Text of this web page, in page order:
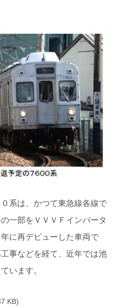
系は、かつて東急線各線で
一部をＶＶＶＦインバータ
に再デビューした車両で
事などを経て、近年では池
います。
KB)